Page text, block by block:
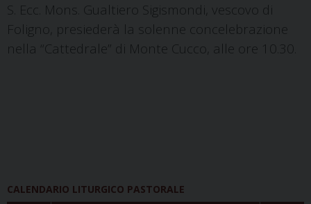
S. Ecc. Mons. Gualtiero Sigismondi, vescovo di
Foligno, presiederà la solenne concelebrazione
nella “Cattedrale” di Monte Cucco, alle ore 10.30.
CALENDARIO LITURGICO PASTORALE